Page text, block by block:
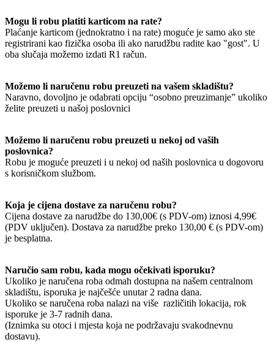
Mogu li robu platiti karticom na rate?
Plaćanje karticom (jednokratno i na rate) moguće je samo ako ste
registrirani kao fizička osoba ili ako narudžbu radite kao "gost". U
oba slučaja možemo izdati R1 račun.
Možemo li naručenu robu preuzeti na vašem skladištu?
Naravno, dovoljno je odabrati opciju “osobno preuzimanje” ukoliko
želite preuzeti u našoj poslovnici
Možemo li naručenu robu preuzeti u nekoj od vaših
poslovnica?
Robu je moguće preuzeti i u nekoj od naših poslovnica u dogovoru
s korisničkom službom.
Koja je cijena dostave za naručenu robu?
Cijena dostave za narudžbe do 130,00€ (s PDV-om) iznosi 4,99€
(PDV uključen). Dostava za narudžbe preko 130,00 € (s PDV-om)
je besplatna.
Naručio sam robu, kada mogu očekivati isporuku?
Ukoliko je naručena roba odmah dostupna na našem centralnom
skladištu, isporuka je najčešće unutar 2 radna dana.
Ukoliko se naručena roba nalazi na više različitih lokacija, rok
isporuke je 3-7 radnih dana.
(Iznimka su otoci i mjesta koja ne podržavaju svakodnevnu
dostavu).